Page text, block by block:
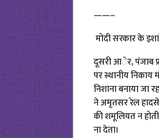
——–
मोदी सरकार के
दूसरी आेर, पंजाब
पर स्थानीय
निशाना बनाया जा
ने अमृतसर रेल हादसे
की शमूलियत न
ना देता।